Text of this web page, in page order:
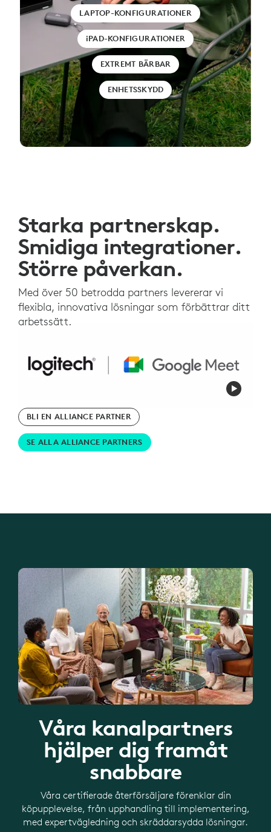
LAPTOP-KONFIGURATIONER
iPAD-KONFIGURATIONER
EXTREMT BÄRBAR
ENHETSSKYDD
Starka partnerskap.
Smidiga integrationer.
Större påverkan.
Med över 50 betrodda partners levererar vi
flexibla, innovativa lösningar som förbättrar ditt
arbetssätt.
BLI EN ALLIANCE PARTNER
SE ALLA ALLIANCE PARTNERS
Våra kanalpartners
hjälper dig framåt
snabbare
Våra certifierade återförsäljare förenklar din
köpupplevelse, från upphandling till implementering,
med expertvägledning och skräddarsydda lösningar.